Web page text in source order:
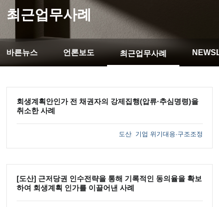
최근업무사례
바른뉴스 언론보도 최근업무사례
회생계획안인가 전 채권자의 강제집행(압류·추심명령)을
취소한 사례
도산 기업 위기대응·구조조정
[도산] 근저당권 인수전략을 통해 기록적인 동의율을 확보
하여 회생계획 인가를 이끌어낸 사례